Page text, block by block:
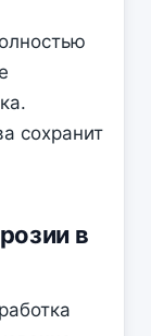
сохранит
в